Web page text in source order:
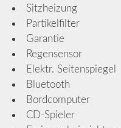
Sitzheizung
Partikelfilter
Garantie
Regensensor
Elektr. Seitenspiegel
Bluetooth
Bordcomputer
CD-Spieler